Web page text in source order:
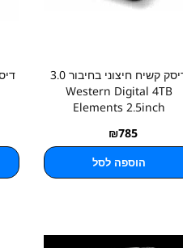
דיסק קשיח חיצוני בחיבור 3.0
Western Digital 4TB
Elements 2.5inch
₪785
הוספה לסל